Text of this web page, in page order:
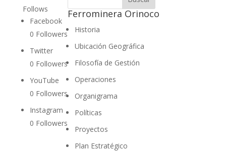
Follows
Facebook
0 Followers
Twitter
0 Followers
YouTube
0 Followers
Instagram
0 Followers
Ferrominera Orinoco
Historia
Ubicación Geográfica
Filosofía de Gestión
Operaciones
Organigrama
Políticas
Proyectos
Plan Estratégico